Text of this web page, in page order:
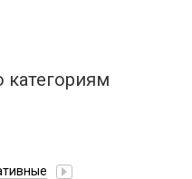
категориям